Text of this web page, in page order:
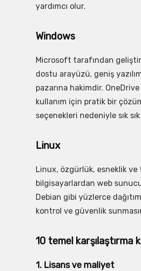
yardımcı olur.
Windows
Microsoft tarafından
dostu arayüzü, geniş
pazarına hakimdir.
kullanım için pratik bir
seçenekleri nedeniyle sık
Linux
Linux, özgürlük, esneklik ve
bilgisayarlardan web
Debian gibi yüzlerce
kontrol ve güvenlik
10 temel karşılaştırma
1. Lisans ve maliyet